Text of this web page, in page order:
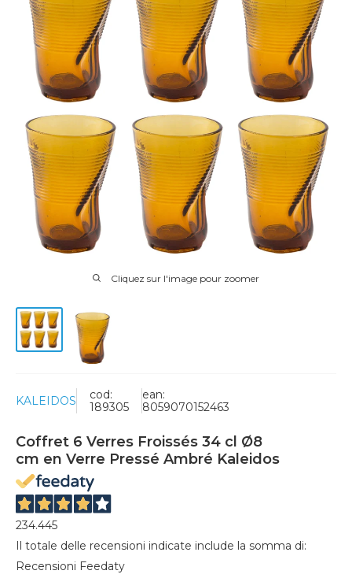
Cliquez sur l'image pour zoomer
KALEIDOS
cod:
189305
ean:
8059070152463
Coffret 6 Verres Froissés 34 cl Ø8
cm en Verre Pressé Ambré Kaleidos
234.445
Il totale delle recensioni indicate include la somma di:
Recensioni Feedaty